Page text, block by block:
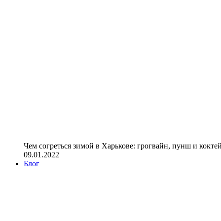
Чем согреться зимой в Харькове: грогвайн, пунш и
09.01.2022
Блог